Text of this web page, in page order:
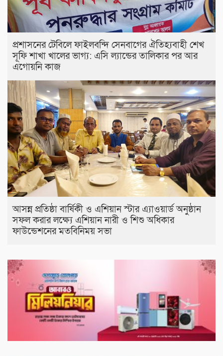
প্রশাসনের টেবিলে ফাইলবন্দি সেনবাগের ঐতিহ্যবাহী শেখ
সূফি শাখা খালের ভাগ্য: এসি ল্যান্ডের তালিকার পর আর
এগোয়নি কাজ
আসন্ন প্রতিষ্ঠা বার্ষিকী ও এশিয়ান স্টার এ‍্যাওয়ার্ড অনুষ্ঠান
সফল করার লক্ষ্যে এশিয়ান নারী ও শিশু অধিকার
ফাউন্ডেশনের মতবিনিময় সভা